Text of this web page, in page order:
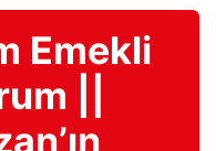
Emekli
||